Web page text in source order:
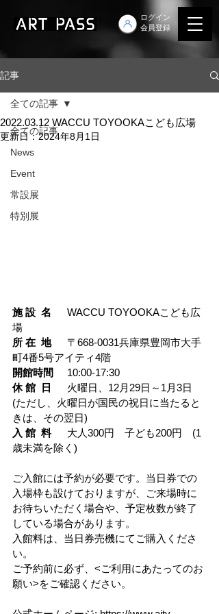
ログイン
会員登録
記事
全ての記事
News
Event
常設展
特別展
全ての記事
2022.03.12 WACCU TOYOOKAこども広場
更新日：2024年8月1日
施 設  名
場
所 在  地
	〒668-0031兵庫県豊岡市大手
町4番5号アイティ4階
開館時間
	10:00-17:30
休 館  日
(ただし、火曜日が国民の祝日に当たると
きは、その翌日)
入 館  料
	大人300円　子ども200円　(1
歳未満を除く)
ご入館には予約が必要です。当日券での
入場枠も設けておりますが、ご来場時に
お待ちいただく場合や、予定枚数が終了
している場合があります。
入館料は、当日券売機にてご購入くださ
い。
ご予約前に必ず、<ご利用にあたってのお
願い>をご確認ください。